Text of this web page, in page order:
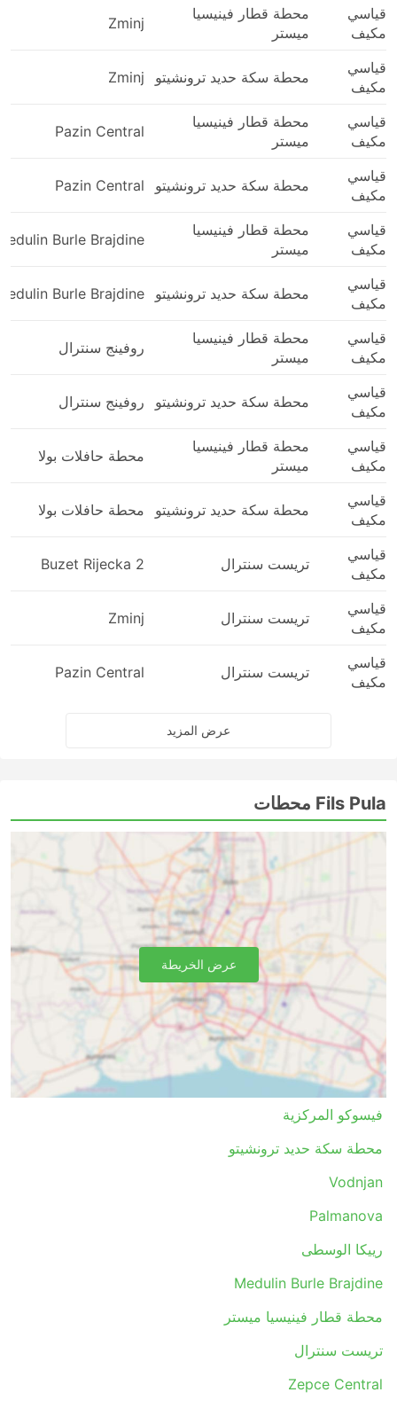
قياسي
مكيف
محطة قطار فينيسيا
ميستر
Zminj
قياسي
مكيف
محطة سكة حديد ترونشيتو Zminj
قياسي
مكيف
محطة قطار فينيسيا
ميستر
Pazin Central
قياسي
مكيف
محطة سكة حديد ترونشيتو Pazin Central
قياسي
مكيف
محطة قطار فينيسيا
ميستر
Burle Brajdine
قياسي
مكيف
محطة سكة حديد ترونشيتو Burle Brajdine
قياسي
مكيف
محطة قطار فينيسيا
ميستر
روفينج سنترال
قياسي
مكيف
محطة سكة حديد ترونشيتو روفينج سنترال
قياسي
مكيف
محطة قطار فينيسيا
ميستر
محطة حافلات بولا
قياسي
مكيف
محطة سكة حديد ترونشيتو محطة حافلات بولا
قياسي
مكيف
تريست سنترال Buzet Rijecka 2
قياسي
مكيف
تريست سنترال Zminj
قياسي
مكيف
تريست سنترال Pazin Central
عرض المزيد
Fils Pula محطات
فيسوكو المركزية
محطة سكة حديد ترونشيتو
Vodnjan
Palmanova
رييكا الوسطى
Medulin Burle Brajdine
محطة قطار فينيسيا ميستر
تريست سنترال
Zepce Central
عرض الخريطة